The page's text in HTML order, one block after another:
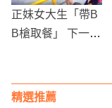
正妹女大生「帶B
B槍取餐」 下一秒
精選推薦